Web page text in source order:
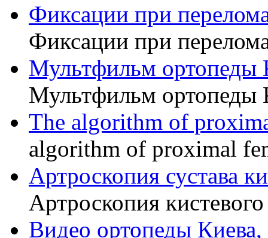
Фиксации при
Фиксации при
Мультфильм ортопеды
Мультфильм ортопеды
The algorithm of
algorithm of proximal
Артроскопия сустава
Артроскопия
Видео ортопеды